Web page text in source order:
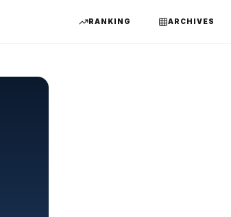
RANKING ARCHIVES